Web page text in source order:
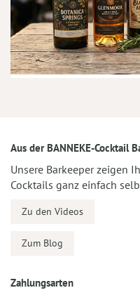
Aus der BANNEKE-Cocktail
Unsere Barkeeper zeigen
Cocktails ganz einfach
Zu den Videos
Zum Blog
Zahlungsarten